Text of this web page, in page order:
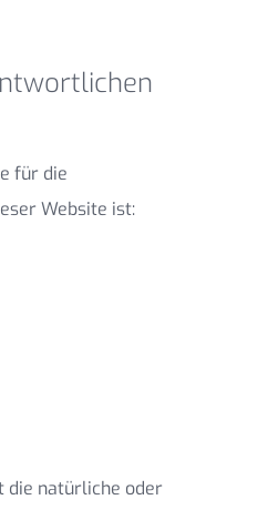
für die
Website ist:
natürliche oder